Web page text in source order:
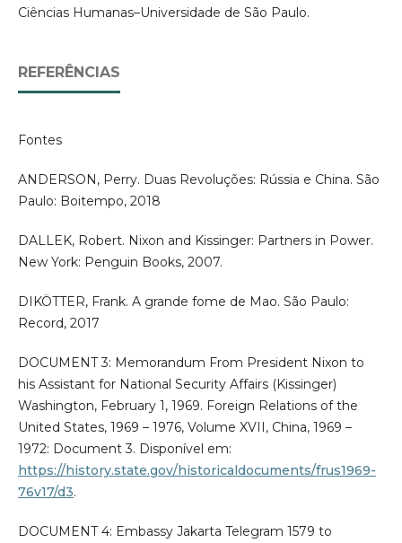
Ciências Humanas–Universidade de São Paulo.
REFERÊNCIAS
Fontes
ANDERSON, Perry. Duas Revoluções: Rússia e China. São
Paulo: Boitempo, 2018
DALLEK, Robert. Nixon and Kissinger: Partners in Power.
New York: Penguin Books, 2007.
DIKÖTTER, Frank. A grande fome de Mao. São Paulo:
Record, 2017
DOCUMENT 3: Memorandum From President Nixon to
his Assistant for National Security Affairs (Kissinger)
Washington, February 1, 1969. Foreign Relations of the
United States, 1969 – 1976, Volume XVII, China, 1969 –
1972: Document 3. Disponível em:
https://history.state.gov/historicaldocuments/frus1969-
76v17/d3.
DOCUMENT 4: Embassy Jakarta Telegram 1579 to